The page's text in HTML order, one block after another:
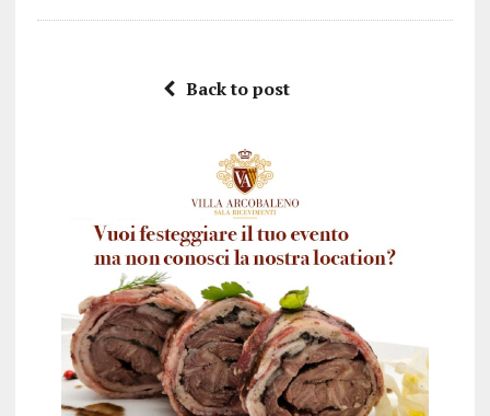
Back to post